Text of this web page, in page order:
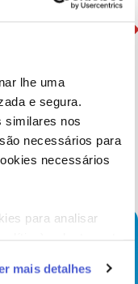
lhe uma
e segura.
similares nos
necessários para
necessários
para analisar
e
mais detalhes